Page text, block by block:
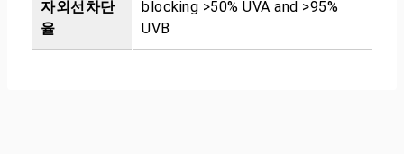
자외선차단
율
blocking >50% UVA and >95%
UVB